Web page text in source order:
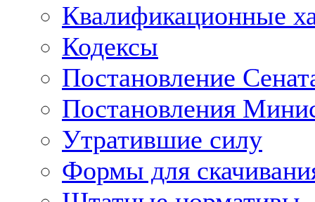
Квалификационные
Кодексы
Постановление
Постановления
Утратившие силу
Формы для